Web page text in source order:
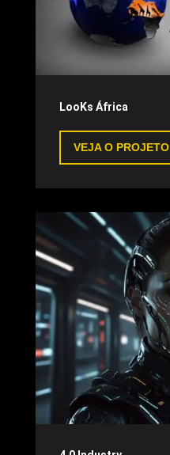
LooKs África
VEJA O PROJETO